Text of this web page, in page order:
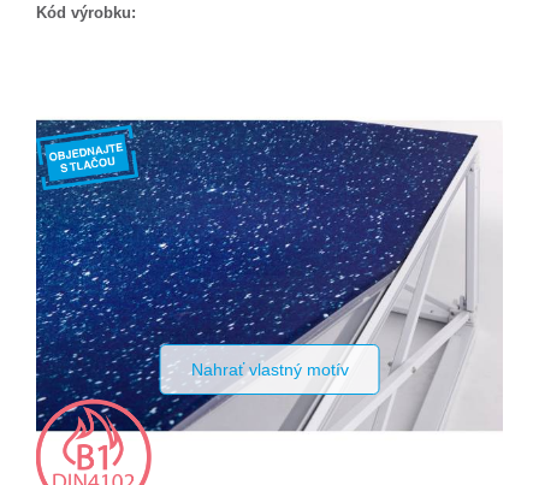
Kód výrobku:
Nahrať vlastný motív